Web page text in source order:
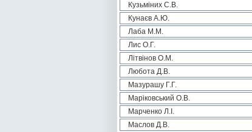
Кузьміних С.В.
Кунаєв А.Ю.
Лаба М.М.
Лис О.Г.
Літвінов О.М.
Любота Д.В.
Мазурашу Г.Г.
Маріковський О.В.
Марченко Л.І.
Маслов Д.В.